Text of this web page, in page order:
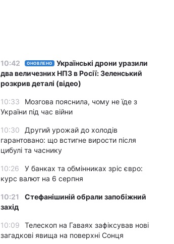
10:42 ОНОВЛЕНО
Українські дрони уразили
два величезних НПЗ в Росії: Зеленський
розкрив деталі (відео)
10:33
Мозгова пояснила, чому не їде з
України під час війни
10:30
Другий урожай до холодів
гарантовано: що встигне вирости після
цибулі та часнику
10:26
У банках та обмінниках зріс євро:
курс валют на 6 серпня
10:21
Стефанішиній обрали запобіжний
захід
10:09
Телескоп на Гаваях зафіксував нові
загадкові явища на поверхні Сонця